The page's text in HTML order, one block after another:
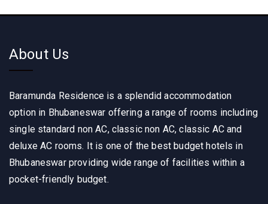
About Us
Baramunda Residence is a splendid accommodation
option in Bhubaneswar offering a range of rooms including
single standard non AC, classic non AC, classic AC and
deluxe AC rooms. It is one of the best budget hotels in
Bhubaneswar providing wide range of facilities within a
pocket-friendly budget.